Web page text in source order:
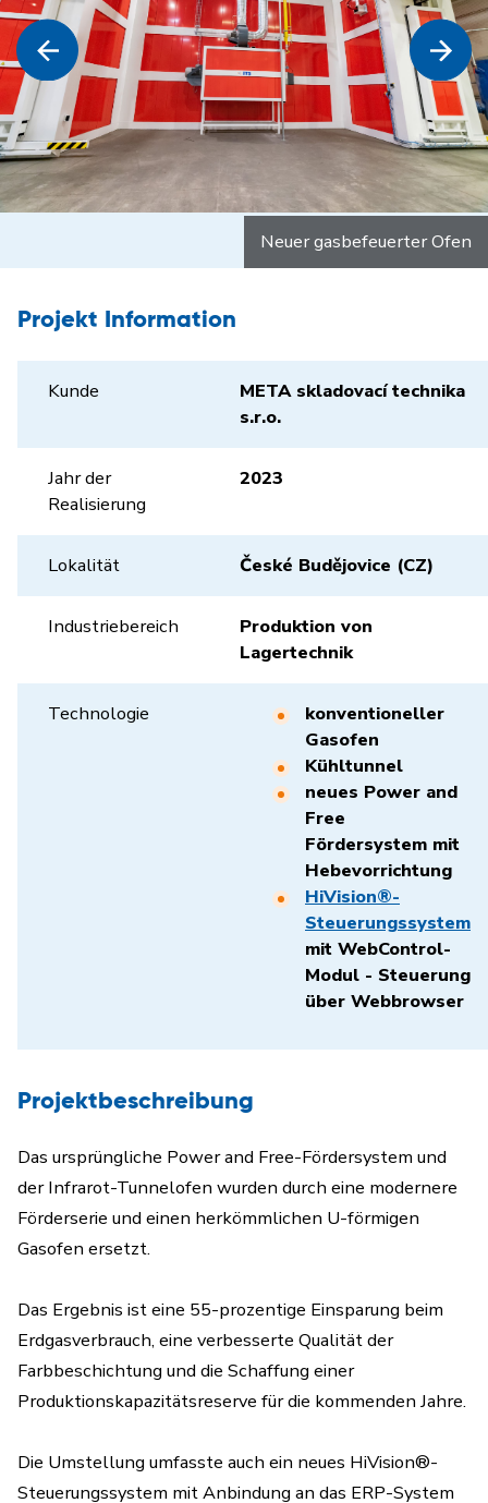
Neuer gasbefeuerter Ofen
Projekt Information
Kunde
META skladovací technika
s.r.o.
Jahr der
Realisierung
2023
Lokalität České Budějovice (CZ)
Industriebereich
Produktion von
Lagertechnik
Technologie
konventioneller
Gasofen
Kühltunnel
neues Power and
Free
Fördersystem mit
Hebevorrichtung
HiVision®-
Steuerungssystem
mit WebControl-
Modul - Steuerung
über Webbrowser
Projektbeschreibung
Das ursprüngliche Power and Free-Fördersystem und
der Infrarot-Tunnelofen wurden durch eine modernere
Förderserie und einen herkömmlichen U-förmigen
Gasofen ersetzt.
Das Ergebnis ist eine 55-prozentige Einsparung beim
Erdgasverbrauch, eine verbesserte Qualität der
Farbbeschichtung und die Schaffung einer
Produktionskapazitätsreserve für die kommenden Jahre.
Die Umstellung umfasste auch ein neues HiVision®-
Steuerungssystem mit Anbindung an das ERP-System